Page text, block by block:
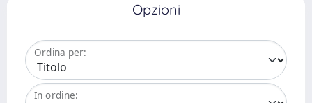
Opzioni
Ordina per:
In ordine: